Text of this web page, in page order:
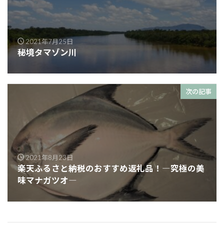
2021年7月25日
秘境タマゾン川
次の記事
2021年8月23日
楽天ふるさと納税のおすすめ返礼品！―究極の美
味マナガツオ―